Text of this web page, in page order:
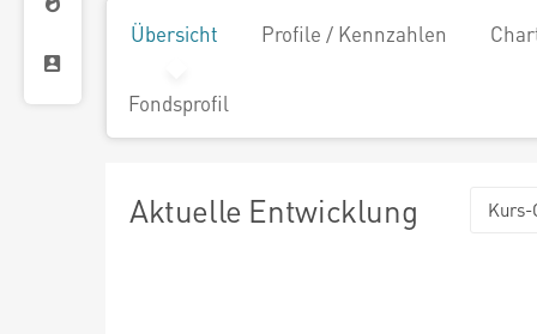
Übersicht Profile / Kennzahlen
Fondsprofil
Aktuelle Entwicklung Kurs-